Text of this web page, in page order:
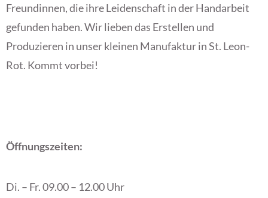
Freundinnen, die ihre Leidenschaft in der Handarbeit
gefunden haben. Wir lieben das Erstellen und
Produzieren in unser kleinen Manufaktur in St. Leon-
Rot. Kommt vorbei!
Öffnungszeiten:
Di. – Fr. 09.00 – 12.00 Uhr